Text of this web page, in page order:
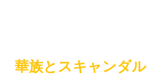
華族とスキャンダル